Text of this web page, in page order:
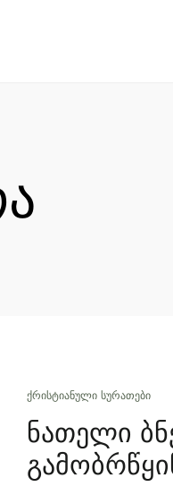
ᲥᲠᲘᲡᲢᲘᲐᲜᲣᲚᲘ ᲡᲣᲠᲐᲗᲔᲑᲘ
ნათელი